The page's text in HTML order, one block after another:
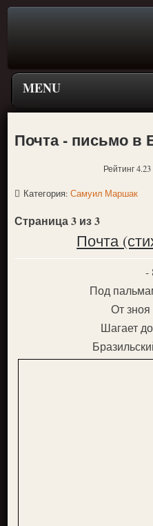
MENU
Главная страница
Поиск
ПЕРЕЙТИ К ГЛАВНОМУ МЕНЮ
Новое
Популярное
Почта - письмо в
Рейтинг
Категория:Самуил Маршак
Страница 3 из 3
Почта
-
Под
От
Шагает